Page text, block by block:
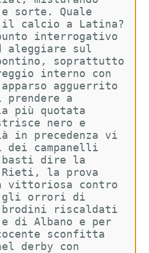
sorte. Quale
calcio a Latina?
interrogativo
aleggiare sul
soprattutto
interno con
agguerrito
prendere a
più quotata
nero e
in precedenza vi
dei campanelli
basti dire la
Rieti, la prova
vittoriosa contro
gli orrori di
brodini riscaldati
di Albano e per
sconfitta
derby con